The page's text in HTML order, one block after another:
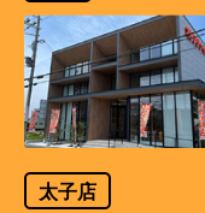
太子店